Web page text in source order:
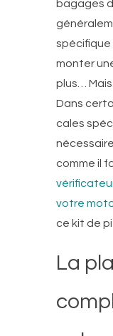
bagages
spécifique
monter
plus…
Dans
cales
comme il
votre
ce kit de
La